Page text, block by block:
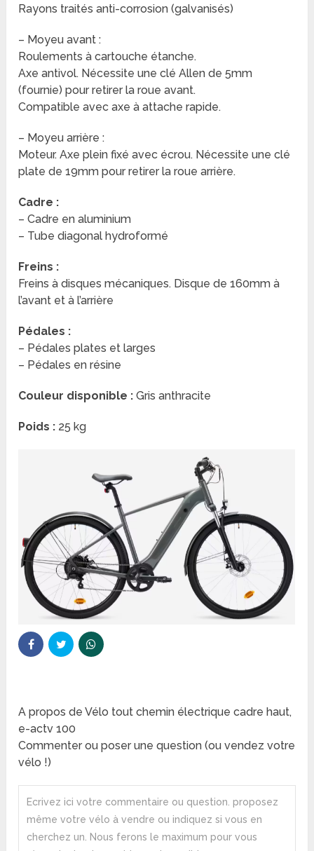
Rayons traités anti-corrosion (galvanisés)
– Moyeu avant :
Roulements à cartouche étanche.
Axe antivol. Nécessite une clé Allen de 5mm
(fournie) pour retirer la roue avant.
Compatible avec axe à attache rapide.
– Moyeu arrière :
Moteur. Axe plein fixé avec écrou. Nécessite une clé
plate de 19mm pour retirer la roue arrière.
Cadre :
– Cadre en aluminium
– Tube diagonal hydroformé
Freins :
Freins à disques mécaniques. Disque de 160mm à
l’avant et à l’arrière
Pédales :
– Pédales plates et larges
– Pédales en résine
Couleur disponible :Gris anthracite
Poids : 25 kg
A propos de Vélo tout chemin électrique cadre haut,
e-actv 100
Commenter ou poser une question (ou vendez votre
vélo !)